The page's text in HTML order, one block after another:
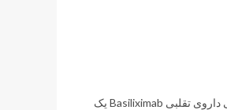
سالم‌خبر: اداره کل داروی سازمان غذا و دارو در پی اظهار رسمی سازمان جهانی بهداشت نسبت به شناسایی داروی تقلبی Basiliximab یک